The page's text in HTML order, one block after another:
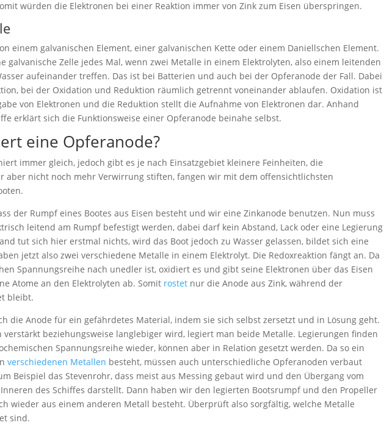
würden die Elektronen bei einer Reaktion immer von Zink zum Eisen überspringen.
einem galvanischen Element, einer galvanischen Kette oder einem Daniellschen Element.
galvanische Zelle jedes Mal, wenn zwei Metalle in einem Elektrolyten, also einem leitenden
aufeinander treffen. Das ist bei Batterien und auch bei der Opferanode der Fall. Dabei
bei der Oxidation und Reduktion räumlich getrennt voneinander ablaufen. Oxidation ist
von Elektronen und die Reduktion stellt die Aufnahme von Elektronen dar. Anhand
erklärt sich die Funktionsweise einer Opferanode beinahe selbst.
eine Opferanode?
immer gleich, jedoch gibt es je nach Einsatzgebiet kleinere Feinheiten, die
aber nicht noch mehr Verwirrung stiften, fangen wir mit dem offensichtlichsten
der Rumpf eines Bootes aus Eisen besteht und wir eine Zinkanode benutzen. Nun muss
leitend am Rumpf befestigt werden, dabei darf kein Abstand, Lack oder eine Legierung
tut sich hier erstmal nichts, wird das Boot jedoch zu Wasser gelassen, bildet sich eine
jetzt also zwei verschiedene Metalle in einem Elektrolyt. Die Redoxreaktion fängt an. Da
Spannungsreihe nach unedler ist, oxidiert es und gibt seine Elektronen über das Eisen
Atome an den Elektrolyten ab. Somit rostet nur die Anode aus Zink, während der
bleibt.
die Anode für ein gefährdetes Material, indem sie sich selbst zersetzt und in Lösung geht.
verstärkt beziehungsweise langlebiger wird, legiert man beide Metalle. Legierungen finden
Spannungsreihe wieder, können aber in Relation gesetzt werden. Da so ein
verschiedenen Metallen besteht, müssen auch unterschiedliche Opferanoden verbaut
Beispiel das Stevenrohr, dass meist aus Messing gebaut wird und den Übergang vom
des Schiffes darstellt. Dann haben wir den legierten Bootsrumpf und den Propeller
wieder aus einem anderen Metall besteht. Überprüft also sorgfältig, welche Metalle
sind.